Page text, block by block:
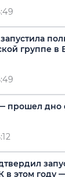
группе
прошел